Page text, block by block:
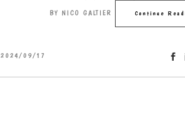
BY NICO GALTIER Continue
2024/09/17